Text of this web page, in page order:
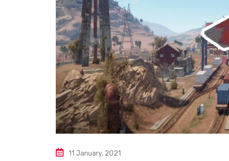
11 January, 2021